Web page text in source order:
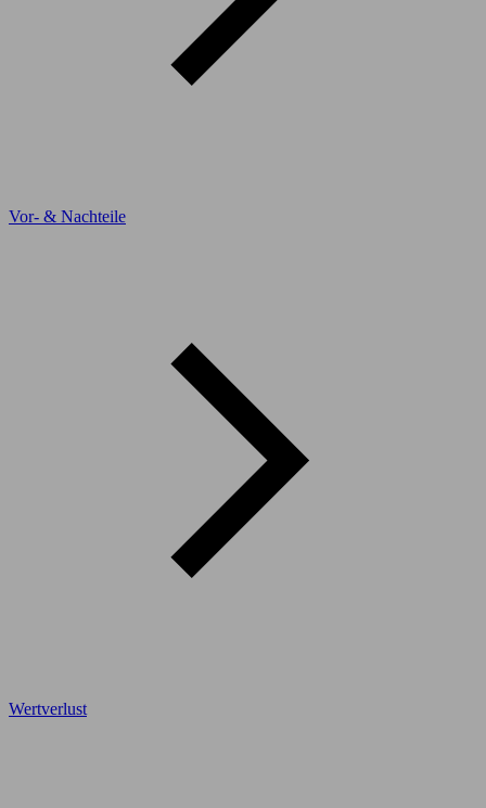
Vor- & Nachteile
Wertverlust